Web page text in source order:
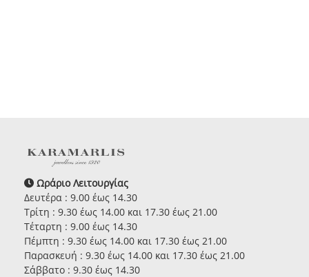
Ωράριο Λειτουργίας
Δευτέρα : 9.00 έως 14.30
Τρίτη : 9.30 έως 14.00 και 17.30 έως 21.00
Τέταρτη : 9.00 έως 14.30
Πέμπτη : 9.30 έως 14.00 και 17.30 έως 21.00
Παρασκευή : 9.30 έως 14.00 και 17.30 έως 21.00
Σάββατο : 9.30 έως 14.30